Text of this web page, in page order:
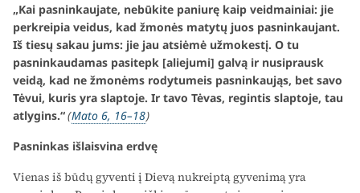
„Kai pasninkaujate, nebūkite paniurę kaip veidmainiai: jie
perkreipia veidus, kad žmonės matytų juos pasninkaujant.
Iš tiesų sakau jums: jie jau atsiėmė užmokestį. O tu
pasninkaudamas pasitepk [aliejumi] galvą ir nusiprausk
veidą, kad ne žmonėms rodytumeis pasninkaująs, bet savo
Tėvui, kuris yra slaptoje. Ir tavo Tėvas, regintis slaptoje, tau
atlygins.“(Mato 6, 16–18)
Pasninkas išlaisvina erdvę
Vienas iš būdų gyventi į Dievą nukreiptą gyvenimą yra